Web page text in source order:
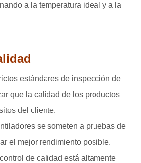
a la temperatura ideal y a la
estándares de inspección de
que la calidad de los productos
del cliente.
se someten a pruebas de
el mejor rendimiento posible.
de calidad está altamente